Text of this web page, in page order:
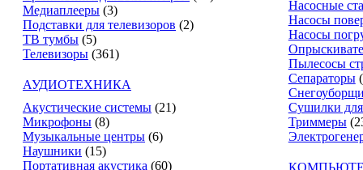
Медиаплееры (3)
Подставки для телевизоров (2)
ТВ тумбы (5)
Телевизоры (361)
АУДИОТЕХНИКА
Акустические системы (21)
Микрофоны (8)
Музыкальные центры (6)
Наушники (15)
Портативная акустика (60)
Насосные
Насосы
Насосы
Пылесосы
Сепараторы
Сушилки
Триммеры